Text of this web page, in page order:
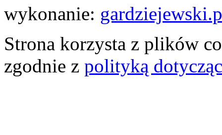
wykonanie:
Strona korzysta z plików
zgodnie z polityką